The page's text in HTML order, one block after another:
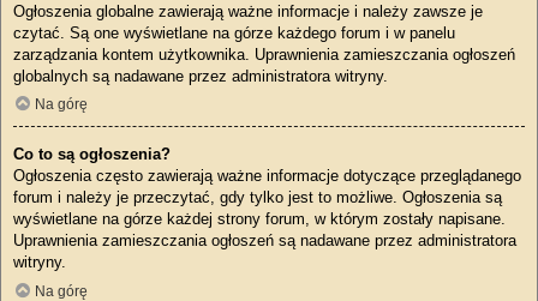
Ogłoszenia globalne zawierają ważne informacje i należy zawsze je
czytać. Są one wyświetlane na górze każdego forum i w panelu
zarządzania kontem użytkownika. Uprawnienia zamieszczania ogłoszeń
globalnych są nadawane przez administratora witryny.
Na górę
Co to są ogłoszenia?
Ogłoszenia często zawierają ważne informacje dotyczące przeglądanego
forum i należy je przeczytać, gdy tylko jest to możliwe. Ogłoszenia są
wyświetlane na górze każdej strony forum, w którym zostały napisane.
Uprawnienia zamieszczania ogłoszeń są nadawane przez administratora
witryny.
Na górę